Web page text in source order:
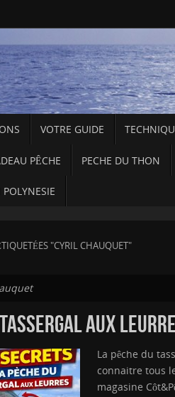
VOTRE GUIDE
PÊCHE PECHE DU THON
"CYRIL CHAUQUET"
AUX
La pêche du
connaitre tous
magasine